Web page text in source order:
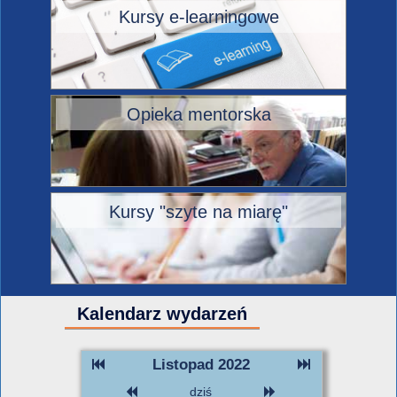
Kursy e-learningowe
Opieka mentorska
Kursy "szyte na miarę"
Kalendarz wydarzeń
Listopad 2022
dziś